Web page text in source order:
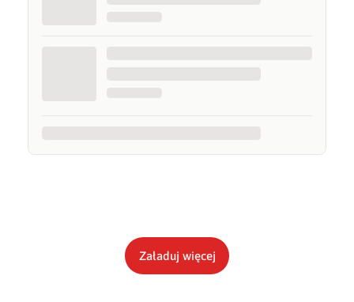
Załaduj więcej